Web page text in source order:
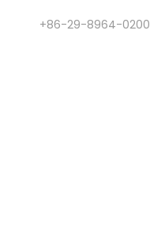
+86-29-8964-0200